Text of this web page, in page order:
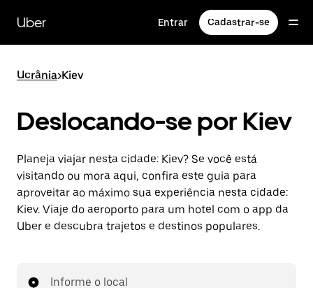
para
conteúdo
Uber Entrar Cadastrar-se
Ucrânia>Kiev
Deslocando-se por Kiev
Planeja viajar nesta cidade: Kiev? Se você está
visitando ou mora aqui, confira este guia para
aproveitar ao máximo sua experiência nesta cidade:
Kiev. Viaje do aeroporto para um hotel com o app da
Uber e descubra trajetos e destinos populares.
Informe o local